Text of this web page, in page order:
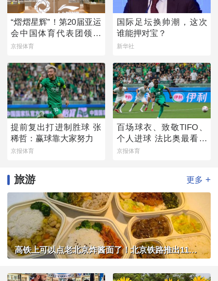
“熠熠星辉”！第20届亚运
会中国体育代表团领奖
装备发布
京报体育
国际足坛换帅潮，这次
谁能押对宝？
新华社
提前复出打进制胜球 张
稀哲：赢球靠大家努力
京报体育
百场球衣、致敬TIFO、
个人进球 法比奥最看重
的是球队取胜
京报体育
旅游 更多 +
高铁上可以点老北京炸酱面了！北京铁路推出11款新品高铁餐